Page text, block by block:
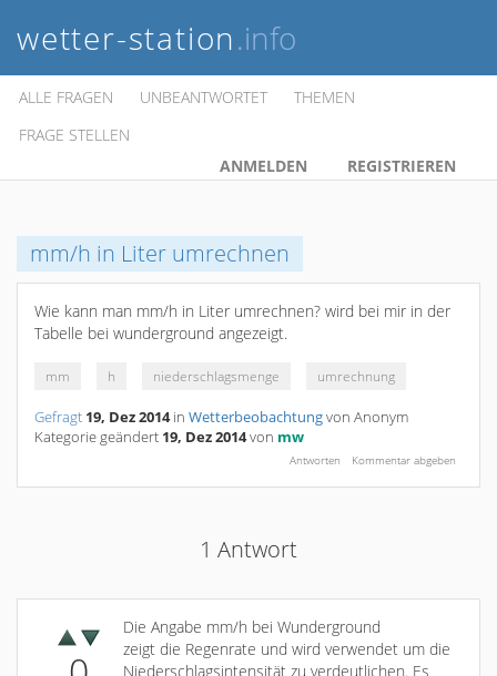
wetter-station.info
ALLE FRAGEN UNBEANTWORTET
THEMEN
FRAGE STELLEN
ANMELDEN
REGISTRIEREN
mm/h in Liter umrechnen
Wie kann man mm/h in Liter umrechnen? wird bei mir in der
Tabelle bei wunderground angezeigt.
mm h niederschlagsmenge umrechnung
Gefragt 19, Dez 2014 in Wetterbeobachtungvon Anonym
Kategorie geändert 19, Dez 2014von mw
1 Antwort
Die Angabe mm/h bei Wunderground
zeigt die Regenrate und wird verwendet um die
Niederschlagsintensität zu verdeutlichen. Es